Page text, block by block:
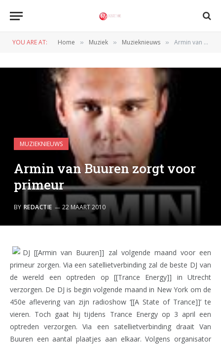
YOU ARE AT: Home » Muziek » Muzieknieuws » Armin van Buuren zorgt voor primeur
MUZIEKNIEUWS
Armin van Buuren zorgt voor
primeur
BY REDACTIE 22 MAART 2010
DJ [[Armin van Buuren]] zal volgende maand voor een
primeur zorgen. Via een satellietverbinding zal de beste DJ van
de wereld een optreden op [[Trance Energy]] in Utrecht
verzorgen. De DJ is begin volgende maand in New York om de
450e aflevering van zijn radioshow ‘[[A State of Trance]]’ te
vieren. Toch gaat hij tijdens Trance Energy op 3 april een
optreden verzorgen. Via een satellietverbinding draait Van
Buuren een aantal plaatjes aan elkaar. Volgens organisator